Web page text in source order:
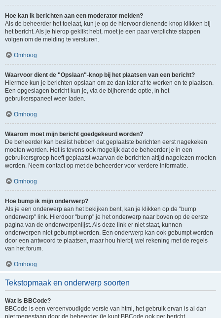
Hoe kan ik berichten aan een moderator melden?
Als de beheerder het toelaat, kun je op de hiervoor dienende knop klikken bij
het bericht. Als je hierop geklikt hebt, moet je een paar verplichte stappen
volgen om de melding te versturen.
Omhoog
Waarvoor dient de "Opslaan"-knop bij het plaatsen van een bericht?
Hiermee kun je berichten opslaan om ze dan later af te werken en te plaatsen.
Een opgeslagen bericht kun je, via de bijhorende optie, in het
gebruikerspaneel weer laden.
Omhoog
Waarom moet mijn bericht goedgekeurd worden?
De beheerder kan beslist hebben dat geplaatste berichten eerst nagekeken
moeten worden. Het is tevens ook mogelijk dat de beheerder je in een
gebruikersgroep heeft geplaatst waarvan de berichten altijd nagelezen moeten
worden. Neem contact op met de beheerder voor verdere informatie.
Omhoog
Hoe bump ik mijn onderwerp?
Als je een onderwerp aan het bekijken bent, kan je klikken op de "bump
onderwerp" link. Hierdoor "bump" je het onderwerp naar boven op de eerste
pagina van de onderwerpenlijst. Als deze link er niet staat, kunnen
onderwerpen niet gebumpt worden. Een onderwerp kan ook gebumpt worden
door een antwoord te plaatsen, maar hou hierbij wel rekening met de regels
van het forum.
Omhoog
Tekstopmaak en onderwerp soorten
Wat is BBCode?
BBCode is een vereenvoudigde versie van html, het gebruik ervan is al dan
niet toegestaan door de beheerder (je kunt BBCode ook per bericht